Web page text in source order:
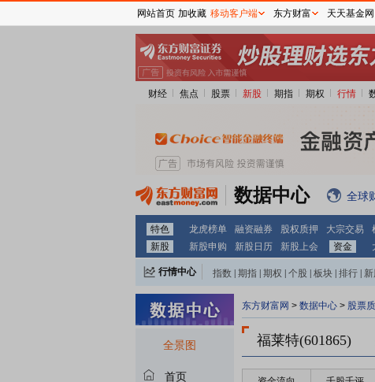
财经 焦点 股票 新股 期指 期权 行情
数据中心 全球
特色 龙虎榜单 融资融券 股权质押 大宗交易
新股
新股申购 新股日历 新股上会 资金
行情中心 指数 期指 期权 个股 板块 排行
全景图
首页
东方财富网 > 数据中心 > 股票
福莱特(601865)
网站首页 加收藏 移动客户端 东方财富 天天基金网